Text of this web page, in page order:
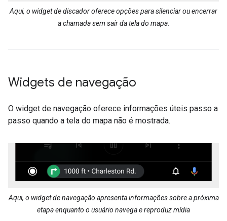
Aqui, o widget de discador oferece opções para silenciar ou encerrar
a chamada sem sair da tela do mapa.
Widgets de navegação
O widget de navegação oferece informações úteis passo a
passo quando a tela do mapa não é mostrada.
Aqui, o widget de navegação apresenta informações sobre a próxima
etapa enquanto o usuário navega e reproduz mídia